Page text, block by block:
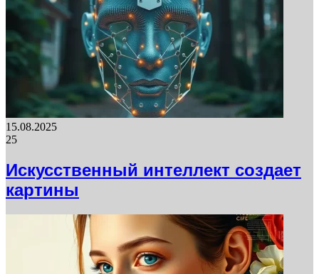
15.08.2025
25
Искусственный интеллект создает
картины